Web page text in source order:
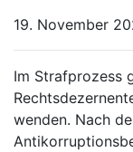
19. November
Im Strafprozess
wenden. Nach